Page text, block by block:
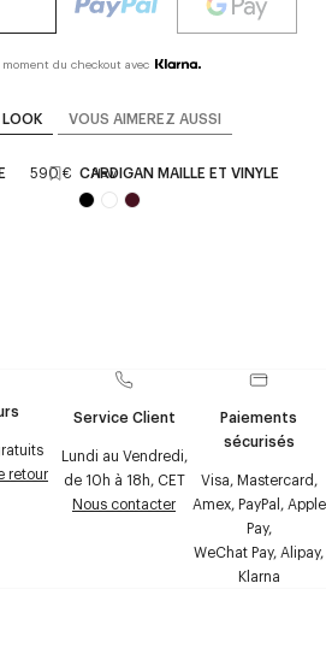
du checkout avec
VOUS AIMEREZ AUSSI
590 € New
CARDIGAN MAILLE ET VINYLE
retour
Service Client
Lundi au Vendredi,
de 10h à 18h, CET
Nous contacter
Paiements
sécurisés
Visa, Mastercard,
Amex, PayPal, Apple
Pay,
WeChat Pay, Alipay,
Klarna